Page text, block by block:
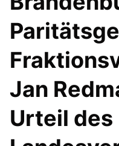
Jan
Urteil des